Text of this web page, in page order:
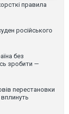
правила
російського
без
зробити —
перестановки